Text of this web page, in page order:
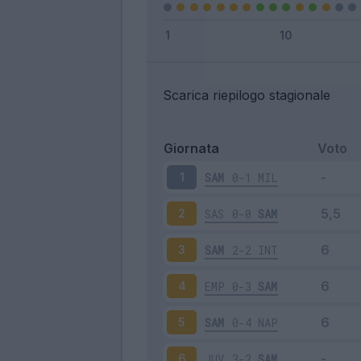
Scarica riepilogo stagionale
Giornata Voto
1 SAM 0-1 MIL
2 SAS 0-0 SAM
3 SAM 2-2 INT
4 EMP 0-3 SAM
5 SAM 0-4 NAP